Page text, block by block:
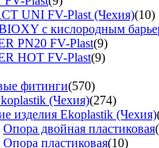
UNI FV-Plast (Чехия)(10)
с кислородным
PN20 FV-Plast(9)
HOT FV-Plast(9)
фитинги(570)
(Чехия)(274)
изделия Ekoplastik (Чехия)
Опора двойная пластиковая
Опора пластиковая(10)